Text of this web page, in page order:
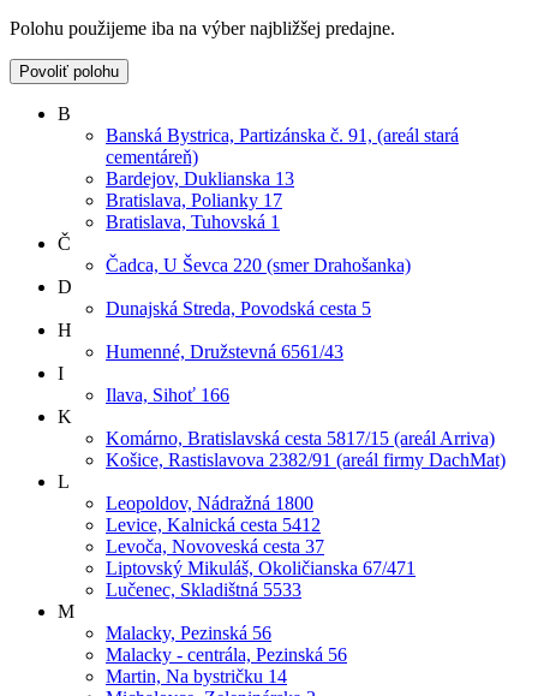
Polohu použijeme iba na výber najbližšej predajne.
Povoliť polohu
B
Banská Bystrica, Partizánska č. 91, (areál stará
cementáreň)
Bardejov, Duklianska 13
Bratislava, Polianky 17
Bratislava, Tuhovská 1
Č
Čadca, U Ševca 220 (smer Drahošanka)
D
Dunajská Streda, Povodská cesta 5
H
Humenné, Družstevná 6561/43
I
Ilava, Sihoť 166
K
Komárno, Bratislavská cesta 5817/15 (areál Arriva)
Košice, Rastislavova 2382/91 (areál firmy DachMat)
L
Leopoldov, Nádražná 1800
Levice, Kalnická cesta 5412
Levoča, Novoveská cesta 37
Liptovský Mikuláš, Okoličianska 67/471
Lučenec, Skladištná 5533
M
Malacky, Pezinská 56
Malacky - centrála, Pezinská 56
Martin, Na bystričku 14